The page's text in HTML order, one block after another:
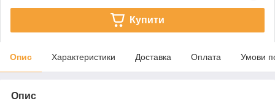
Купити
Опис Характеристики Доставка Оплата Умови
Опис